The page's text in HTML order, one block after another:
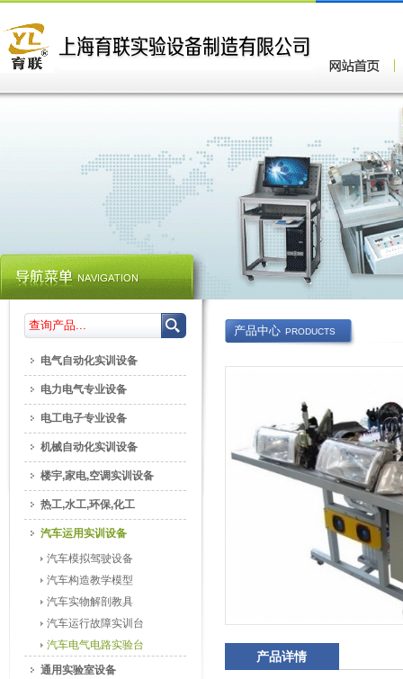
产品中心 PRODUCTS
产品详情
电气自动化实训设备
电力电气专业设备
电工电子专业设备
机械自动化实训设备
楼宇,家电,空调实训设备
热工,水工,环保,化工
汽车运用实训设备
汽车模拟驾驶设备
汽车构造教学模型
汽车实物解剖教具
汽车运行故障实训台
汽车电气电路实验台
通用实验室设备